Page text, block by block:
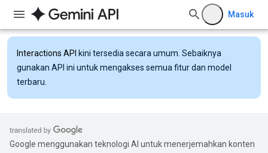
Masuk
Interactions API kini tersedia secara umum. Sebaiknya
gunakan API ini untuk mengakses semua fitur dan model
terbaru.
Google menggunakan teknologi AI untuk menerjemahkan konten